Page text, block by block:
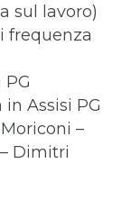
sul lavoro)
frequenza
Assisi PG
–
Dimitri